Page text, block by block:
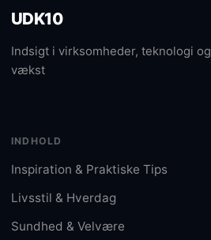
UDK10
Indsigt i virksomheder, teknologi og
vækst
INDHOLD
Inspiration & Praktiske Tips
Livsstil & Hverdag
Sundhed & Velvære